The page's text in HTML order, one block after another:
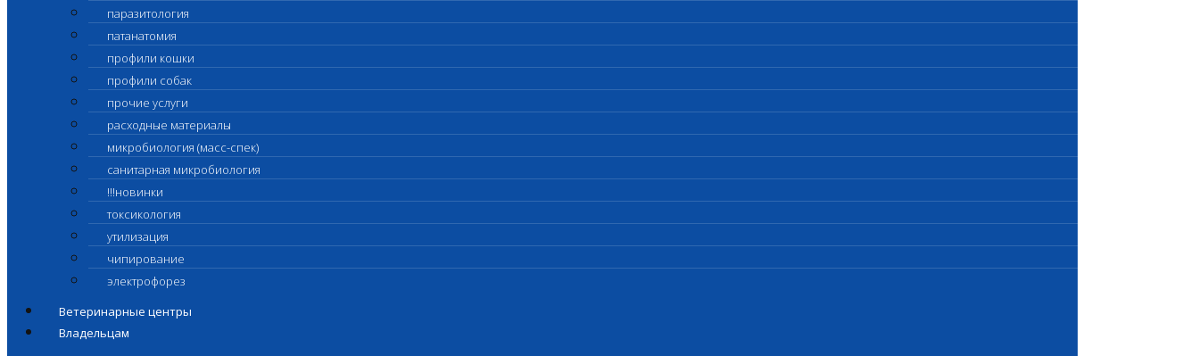
паразитология
патанатомия
профили кошки
профили собак
прочие услуги
расходные материалы
микробиология (масс-спек)
санитарная микробиология
!!!новинки
токсикология
утилизация
чипирование
электрофорез
Ветеринарные центры
Владельцам